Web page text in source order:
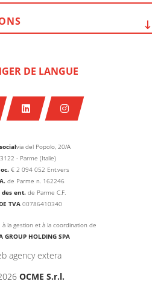
via del Popolo, 20/A
- Parme (Italie)
€ 2 094 052 Ent.vers
de Parme n. 162246
des ent.de Parme C.F.
TVA 00786410340
la gestion et à la coordination de
GROUP HOLDING SPA
agency extera
OCME S.r.l.
DE LANGUE